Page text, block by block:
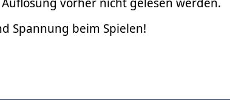
Spannung beim Spielen!